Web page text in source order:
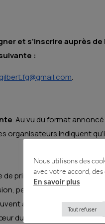
et s’inscrire auprès de
:
.
. Au vu du format
organisateurs indiquent
printemps. Non pas un
pensée en petit groupe.
associés au métier
du stage tient en
Nous utilisons des
avec votre accord,
En savoir plus
Tout refuser